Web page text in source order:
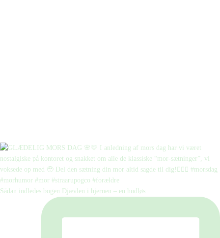
Sådan indledes bogen Djævlen i hjernen – en hudløs